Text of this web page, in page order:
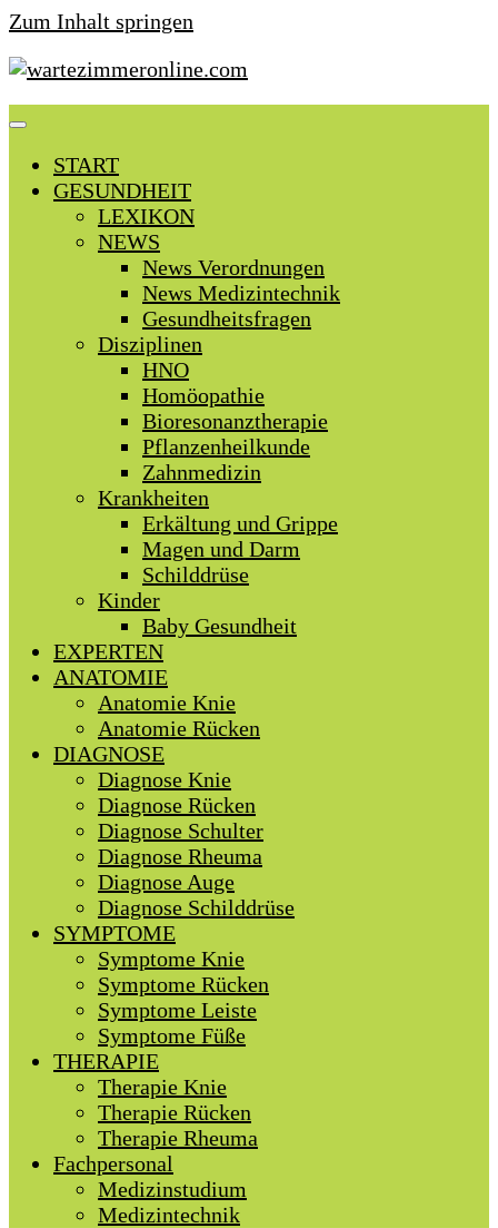
Zum Inhalt springen
START
GESUNDHEIT
LEXIKON
NEWS
News Verordnungen
News Medizintechnik
Gesundheitsfragen
Disziplinen
HNO
Homöopathie
Bioresonanztherapie
Pflanzenheilkunde
Zahnmedizin
Krankheiten
Erkältung und Grippe
Magen und Darm
Schilddrüse
Kinder
Baby Gesundheit
EXPERTEN
ANATOMIE
Anatomie Knie
Anatomie Rücken
DIAGNOSE
Diagnose Knie
Diagnose Rücken
Diagnose Schulter
Diagnose Rheuma
Diagnose Auge
Diagnose Schilddrüse
SYMPTOME
Symptome Knie
Symptome Rücken
Symptome Leiste
Symptome Füße
THERAPIE
Therapie Knie
Therapie Rücken
Therapie Rheuma
Fachpersonal
Medizinstudium
Medizintechnik